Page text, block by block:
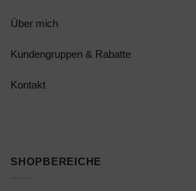
Über mich
Kundengruppen & Rabatte
Kontakt
SHOPBEREICHE